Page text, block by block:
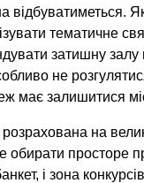
відбуватиметься.
тематичне
затишну залу
не
має залишитися
на
обирати просторе
і зона